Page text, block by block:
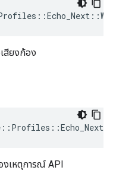
::Echo_Next ::
สียงก้อง
งเหตุการณ์ API